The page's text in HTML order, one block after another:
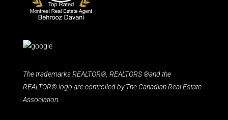
The trademarks REALTOR®, REALTORS ®and the
REALTOR® logo are controlled by The Canadian Real Estate
Association.